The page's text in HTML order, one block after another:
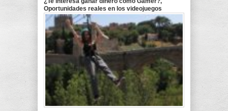
Oportunidades reales en los videojuegos